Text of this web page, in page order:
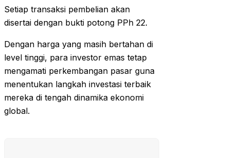
Setiap transaksi pembelian akan
disertai dengan bukti potong PPh 22.
Dengan harga yang masih bertahan di
level tinggi, para investor emas tetap
mengamati perkembangan pasar guna
menentukan langkah investasi terbaik
mereka di tengah dinamika ekonomi
global.